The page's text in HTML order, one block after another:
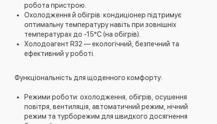
робота пристрою.
Охолодження й обігрів: кондиціонер підтримує
оптимальну температуру навіть при зовнішніх
температурах до -15°C (на обігрів).
Холодоагент R32 — екологічний, безпечний та
ефективний у роботі.
Функціональність для щоденного комфорту:
Режими роботи: охолодження, обігрів, осушення
повітря, вентиляція, автоматичний режим, нічний
режим та турборежим для швидкого досягнення